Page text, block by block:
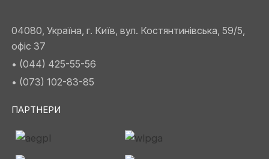
04080, Україна, г. Київ, вул. Костянтинівська, 59/5,
офіс 37
• (044) 425-55-56
• (073) 102-83-85
ПАРТНЕРИ